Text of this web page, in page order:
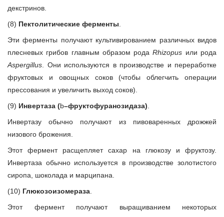
декстринов.
(8) Пектолитические ферменты
Эти ферменты получают культивированием различных видов
плесневых грибов главным образом родаRhizopus или рода
Aspergillus . Они используются в производстве и переработке
фруктовых и овощных соков (чтобы облегчить операции
прессования и увеличить выход соков).
(9) Инвертаза (b–фруктофуранозидаза)
Инвертазу обычно получают из пивоваренных дрожжей
низового брожения.
Этот фермент расщепляет сахар на глюкозу и фруктозу.
Инвертаза обычно используется в производстве золотистого
сиропа, шоколада и марципана.
(10) Глюкозоизомераза
Этот фермент получают выращиванием некоторых